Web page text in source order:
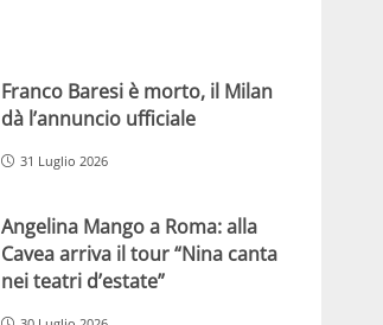
Franco Baresi è morto, il Milan
dà l’annuncio ufficiale
31 Luglio 2026
Angelina Mango a Roma: alla
Cavea arriva il tour “Nina canta
nei teatri d’estate”